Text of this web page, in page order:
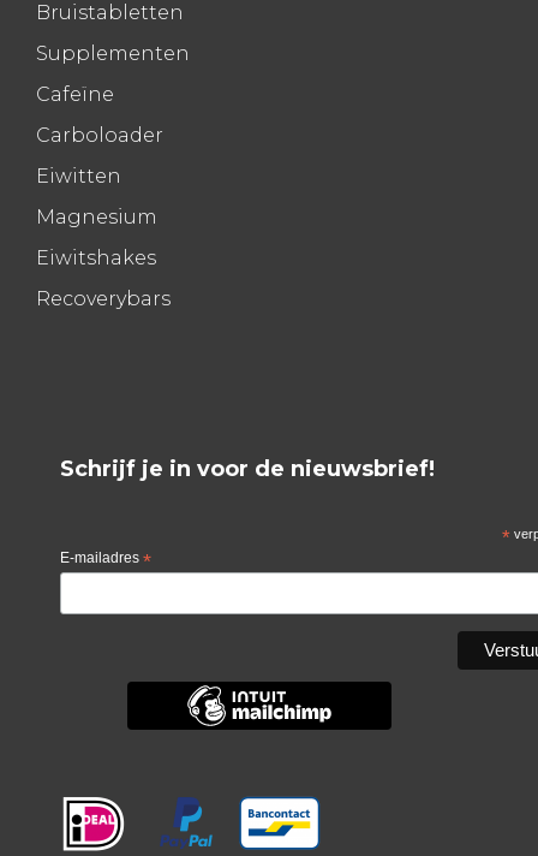
Bruistabletten
Supplementen
Cafeïne
Carboloader
Eiwitten
Magnesium
Eiwitshakes
Recoverybars
Schrijf je in voor de nieuwsbrief!
*
E-mailadres *